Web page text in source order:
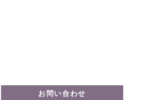
お問い合わせ